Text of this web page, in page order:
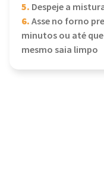
5. Despeje a
6.Asse no forno
minutos ou até
mesmo saia limpo